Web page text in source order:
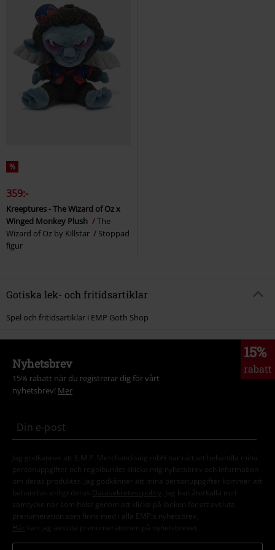
%
359:-
Kreeptures - The Wizard of Oz x
Winged Monkey Plush
The
Wizard of Oz by Killstar
Stoppad
figur
Gotiska lek- och fritidsartiklar
Spel och fritidsartiklar i EMP Goth Shop
15%
rabatt
Nyhetsbrev
15% rabatt när du registrerar dig för vårt
nyhetsbrev! Mer
Jag godkänner att E.M.P. Merchandising mbH har rätt att behandla mina
personuppgifter och regelbundet skicka mig nyhetsbrev och information
om deras produkter. Jag godkänner att mina personuppgifter kommer att
behandlas enligt deras
Datasekretesspolicy
. Jag kan återkalla mitt
samtycke när som helst genom att klicka på länken för att avsluta
prenumeration som finns med i alla EMP:s nyhetsbrev.
Här kan jag avsluta prenumerationen på nyhetsbrevet.